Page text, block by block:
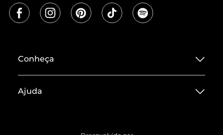
Conheça
Termos de Uso
Ajuda